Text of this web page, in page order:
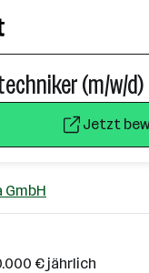
(m/w/d)
Jetzt
GmbH
€ jährlich